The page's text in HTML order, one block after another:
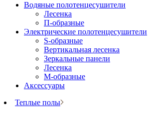
Водяные полотенцесушители
Лесенка
П-образные
Электрические полотенцесушители
S-образные
Вертикальная лесенка
Зеркальные панели
Лесенка
М-образные
Аксессуары
Теплые полы